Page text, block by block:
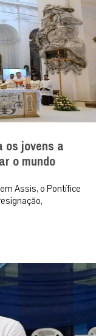
os jovens a
o mundo
Assis, o Pontífice